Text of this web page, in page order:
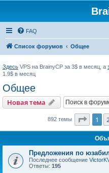
FAQ
Список форумов Общее
Здесь VPS на BrainyCP за 3$ в месяц, а
1.9$ в месяц
Общее
Новая тема
892 темы 1
Предложения по
Последнее сообщение
Ответы: 195